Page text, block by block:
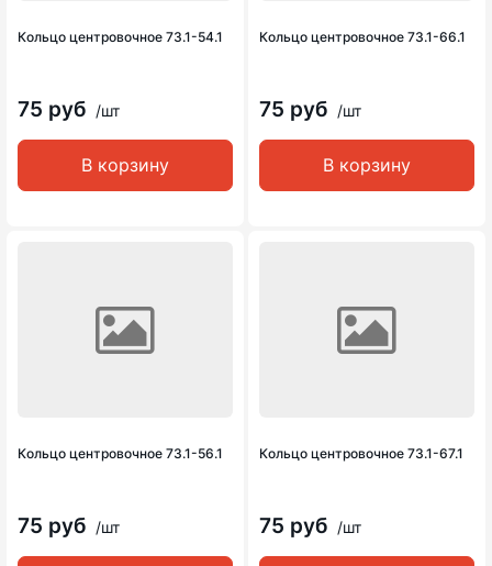
Кольцо центровочное 73.1-54.1
75 руб /шт
В корзину
Кольцо центровочное 73.1-66.1
75 руб /шт
В корзину
Кольцо центровочное 73.1-56.1
75 руб /шт
Кольцо центровочное 73.1-67.1
75 руб /шт